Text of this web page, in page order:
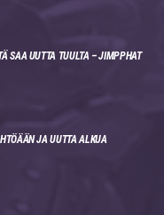
SAA UUTTA TUULTA – JIMPPHAT
JA UUTTA ALKUA